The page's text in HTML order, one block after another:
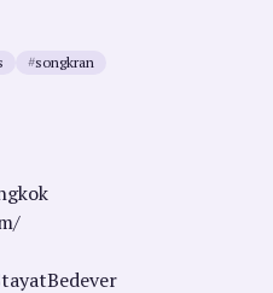
#songkran